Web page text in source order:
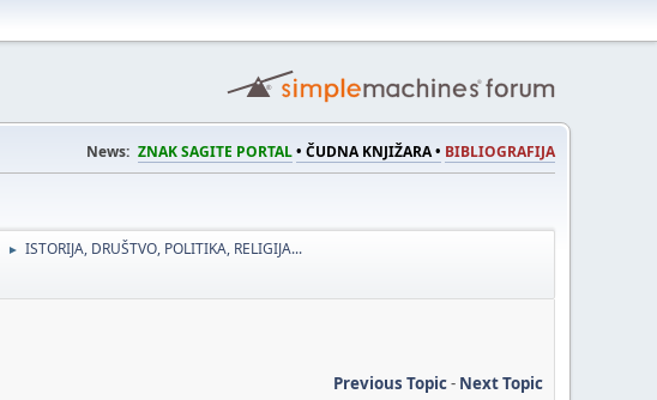
News: ZNAK SAGITE PORTAL• ČUDNA KNJIŽARA • BIBLIOGRAFIJA
► ISTORIJA, DRUŠTVO, POLITIKA, RELIGIJA...
Previous Topic- Next Topic